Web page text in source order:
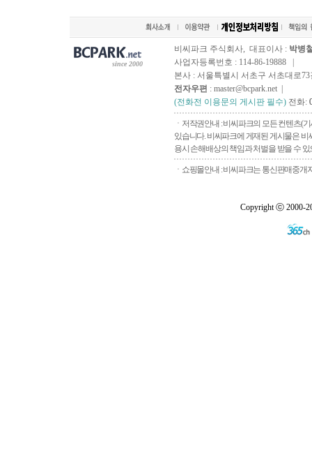
since 2000
비씨파크 주식회사, 대표이사 : 박병
사업자등록번호 : 114-86-19888 |
본사 : 서울특별시 서초구 서초대로73
전자우편 : master@bcpark.net |
(전화전 이용문의 게시판 필수) 전화:
ㆍ저작권안내 : 비씨파크의 모든 컨텐츠(
있습니다. 비씨파크에 게재된 게시물은
용시 손해배상의 책임과 처벌을 받을 수
ㆍ쇼핑몰안내 : 비씨파크는 통신판매중개
Copyright ⓒ 2000-